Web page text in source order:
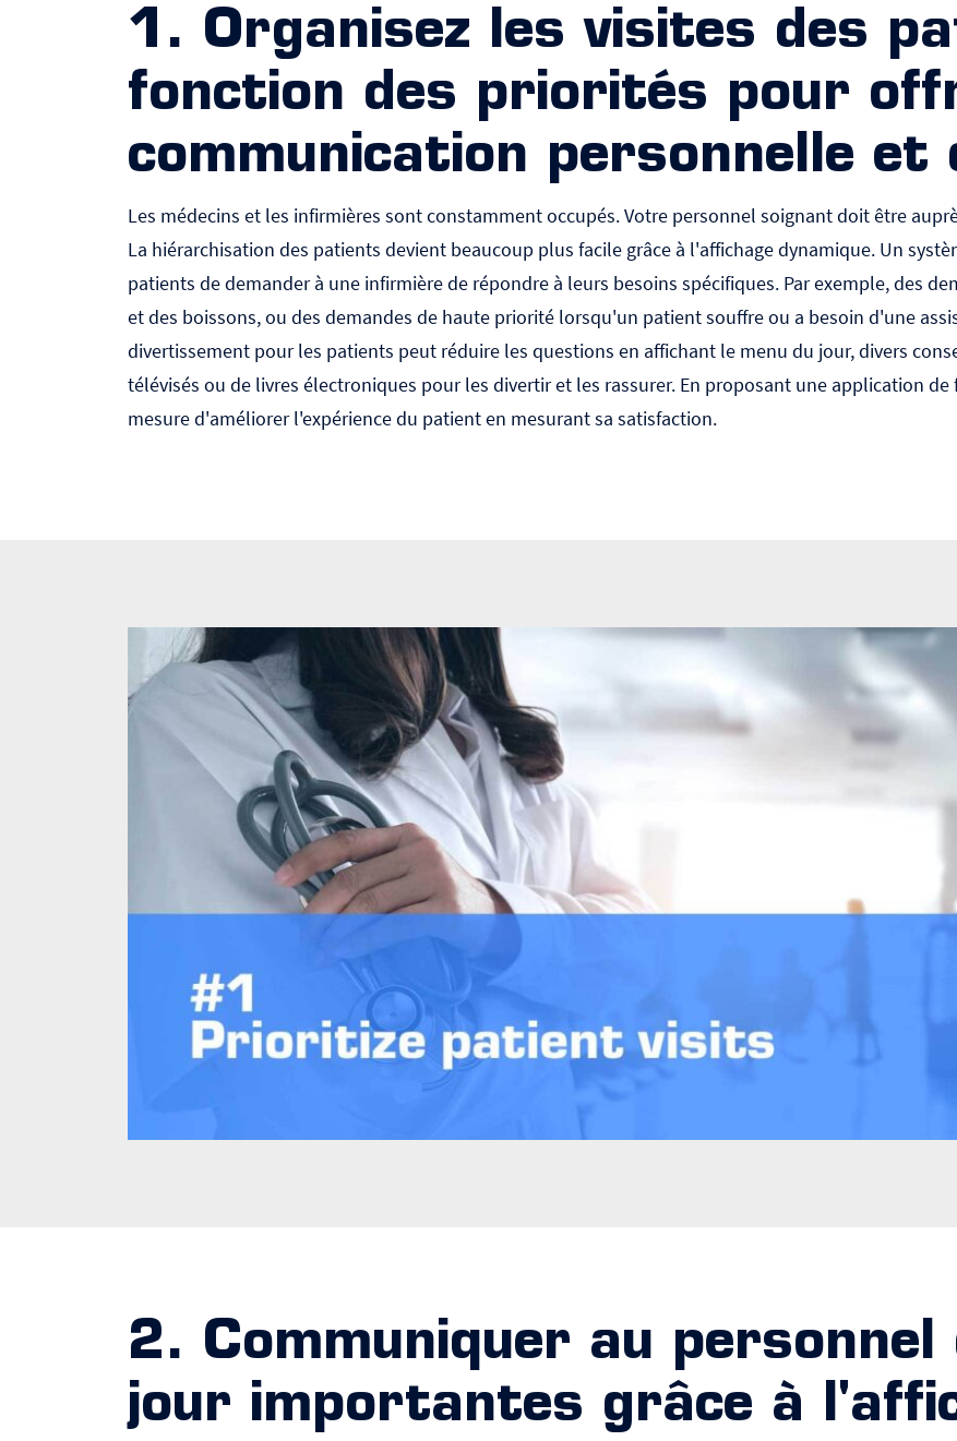
1. Organisez les visites des
fonction des priorités pour
communication personnelle et
Les médecins et les infirmières sont constamment occupés. Votre personnel soignant doit être
La hiérarchisation des patients devient beaucoup plus facile grâce à l'affichage dynamique. Un
patients de demander à une infirmière de répondre à leurs besoins spécifiques. Par exemple, des
et des boissons, ou des demandes de haute priorité lorsqu'un patient souffre ou a besoin d'une
divertissement pour les patients peut réduire les questions en affichant le menu du jour, divers
télévisés ou de livres électroniques pour les divertir et les rassurer. En proposant une application de
mesure d'améliorer l'expérience du patient en mesurant sa satisfaction.
2. Communiquer au personnel
jour importantes grâce à